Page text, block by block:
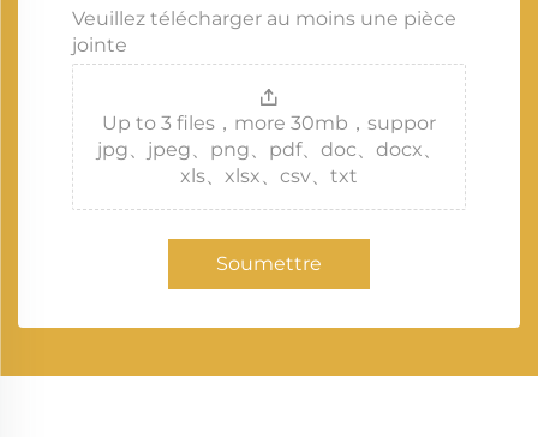
Veuillez télécharger au moins une pièce
jointe
Up to 3 files，more 30mb，suppor
jpg、jpeg、png、pdf、doc、docx、
xls、xlsx、csv、txt
Soumettre